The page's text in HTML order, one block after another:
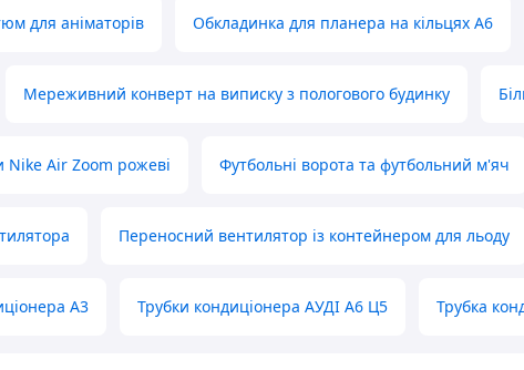
для аніматорів Обкладинка для планера на кільцях А6
Мереживний конверт на виписку з пологового будинку
Nike Air Zoom рожеві Футбольні ворота та футбольний м'яч
Переносний вентилятор із контейнером для льоду
А3 Трубки кондиціонера АУДІ А6 Ц5 Трубка